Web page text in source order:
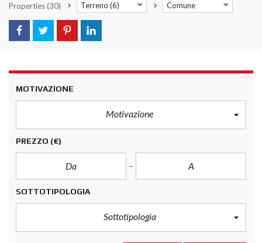
Properties(30) Terreno (6) Comune
MOTIVAZIONE
Motivazione
PREZZO (€)
SOTTOTIPOLOGIA
Sottotipologia